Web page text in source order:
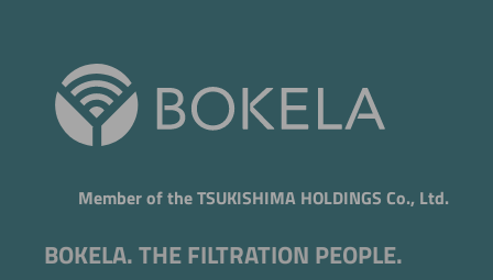
Member of the TSUKISHIMA HOLDINGS Co., Ltd.
BOKELA. THE FILTRATION PEOPLE.